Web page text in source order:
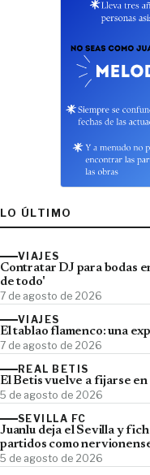
LO ÚLTIMO
VIAJES
Contratar DJ para bodas
de todo'
7 de agosto de 2026
VIAJES
El tablao flamenco: una
7 de agosto de 2026
REAL BETIS
El Betis vuelve a fijarse
5 de agosto de 2026
SEVILLA FC
Juanlu deja el Sevilla y
partidos como
5 de agosto de 2026